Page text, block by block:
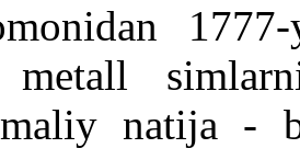
metall
natija -